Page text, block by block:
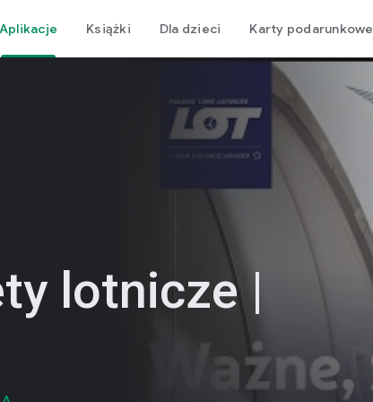
Aplikacje Książki Dla dzieci Karty podarunkowe
lotnicze |